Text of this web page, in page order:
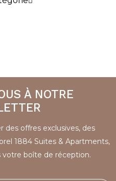
À NOTRE
des offres exclusives, des
1884 Suites & Apartments,
boîte de réception.